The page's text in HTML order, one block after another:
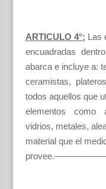
ARTICULO 4°: Las
encuadradas
abarca e incluye a:
ceramistas,
todos aquellos que
elementos como
vidrios, metales,
material que el